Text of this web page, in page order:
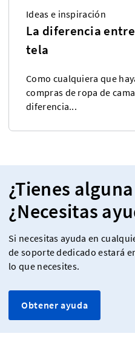
Ideas e inspiración
La diferencia
tela
Como cualquiera que
compras de ropa de
diferencia...
¿Tienes
¿Necesitas
Si necesitas ayuda en
de soporte dedicado estará
lo que necesites.
Obtener ayuda